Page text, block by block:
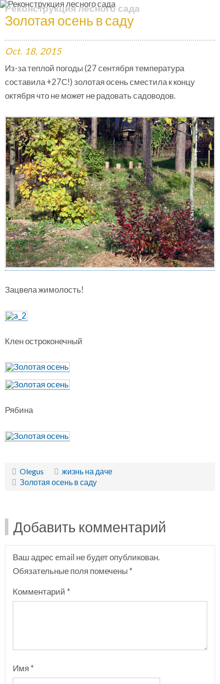
Реконструкция лесного сада
Золотая осень в саду
Oct. 18, 2015
Из-за теплой погоды (27 сентября температура
составила +27С!) золотая осень сместила к концу
октября что не может не радовать садоводов.
Зацвела жимолость!
Клен остроконечный
Рябина
Olegus
жизнь на даче
Золотая осень в саду
Добавить комментарий
Ваш адрес email не будет опубликован.
Обязательные поля помечены *
Комментарий *
Имя *